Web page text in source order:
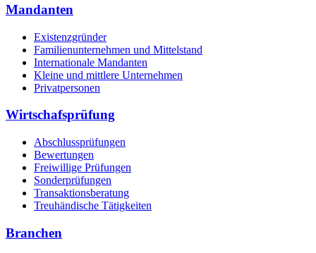
Mandanten
Existenzgründer
Familienunternehmen und Mittelstand
Internationale Mandanten
Kleine und mittlere Unternehmen
Privatpersonen
Wirtschafsprüfung
Abschlussprüfungen
Bewertungen
Freiwillige Prüfungen
Sonderprüfungen
Transaktionsberatung
Treuhändische Tätigkeiten
Branchen